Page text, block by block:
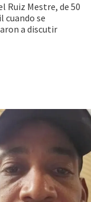
Ruiz Mestre, de 50
cuando se
a discutir